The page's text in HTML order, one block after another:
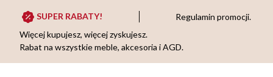
SUPER RABATY!
Regulamin promocji.
Więcej kupujesz, więcej zyskujesz.
Rabat na wszystkie meble, akcesoria i AGD.